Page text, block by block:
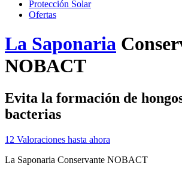
Protección Solar
Ofertas
La Saponaria
NOBACT
Evita la formación de
bacterias
12 Valoraciones hasta ahora
La Saponaria Conservante NOBACT